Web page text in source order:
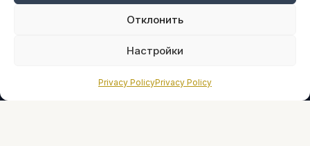
Отклонить
Настройки
Privacy PolicyPrivacy Policy
Оплата онлайн